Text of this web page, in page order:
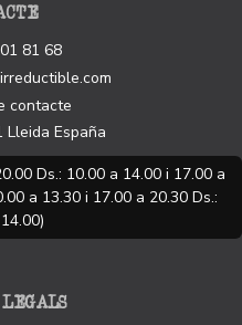
81 68
contacte
Lleida España
Ds.: 10.00 a 14.00 i 17.00 a
a 13.30 i 17.00 a 20.30 Ds.: